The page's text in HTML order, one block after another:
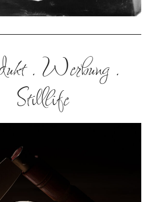
. Werbung .
Stilllife